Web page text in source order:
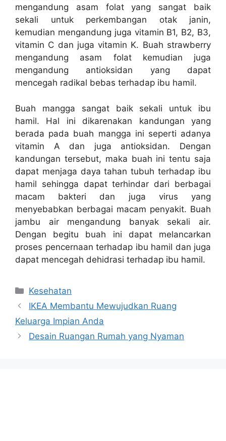
mengandung asam folat yang sangat baik
sekali untuk perkembangan otak janin,
kemudian mengandung juga vitamin B1, B2, B3,
vitamin C dan juga vitamin K. Buah strawberry
mengandung asam folat kemudian juga
mengandung antioksidan yang dapat
mencegah radikal bebas terhadap ibu hamil.
Buah mangga sangat baik sekali untuk ibu
hamil. Hal ini dikarenakan kandungan yang
berada pada buah mangga ini seperti adanya
vitamin A dan juga antioksidan. Dengan
kandungan tersebut, maka buah ini tentu saja
dapat menjaga daya tahan tubuh terhadap ibu
hamil sehingga dapat terhindar dari berbagai
macam bakteri dan juga virus yang
menyebabkan berbagai macam penyakit. Buah
jambu air mengandung banyak sekali air.
Dengan begitu buah ini dapat melancarkan
proses pencernaan terhadap ibu hamil dan juga
dapat mencegah dehidrasi terhadap ibu hamil.
Categories
Kesehatan
IKEA Membantu Mewujudkan Ruang
Keluarga Impian Anda
Desain Ruangan Rumah yang Nyaman